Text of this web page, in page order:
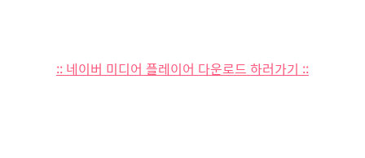
:: 네이버 미디어 플레이어 다운로드 하러가기 ::